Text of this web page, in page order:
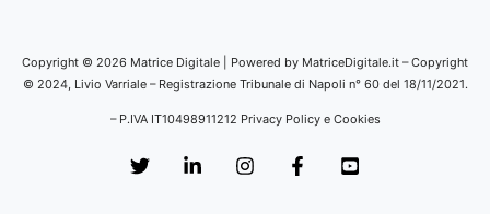
Copyright © 2026 Matrice Digitale | Powered by MatriceDigitale.it – Copyright
© 2024, Livio Varriale – Registrazione Tribunale di Napoli n° 60 del 18/11/2021.
– P.IVA IT10498911212 Privacy Policy e Cookies